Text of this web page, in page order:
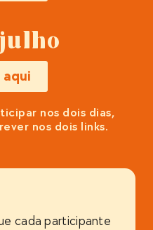
aqui
nos dois dias,
nos dois links.
cada participante